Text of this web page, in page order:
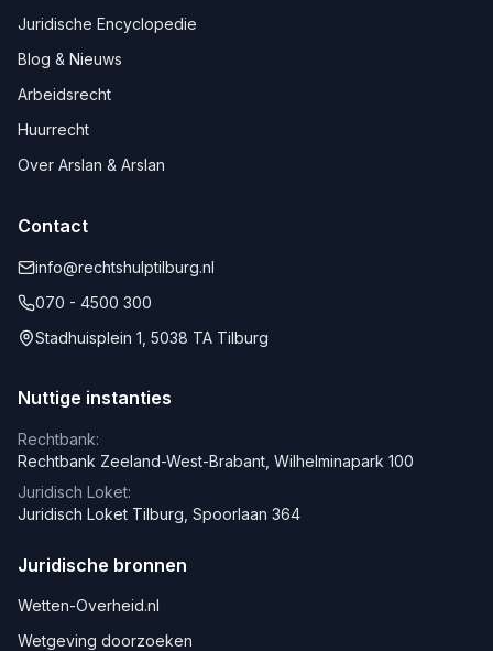
Juridische Encyclopedie
Blog & Nieuws
Arbeidsrecht
Huurrecht
Over Arslan & Arslan
Contact
info@rechtshulptilburg.nl
070 - 4500 300
Stadhuisplein 1, 5038 TA Tilburg
Nuttige instanties
Rechtbank:
Rechtbank Zeeland-West-Brabant, Wilhelminapark 100
Juridisch Loket:
Juridisch Loket Tilburg, Spoorlaan 364
Juridische bronnen
Wetten-Overheid.nl
Wetgeving doorzoeken